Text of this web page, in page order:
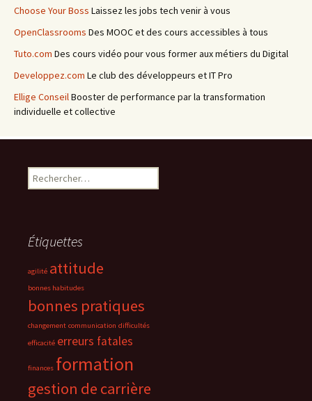
Choose Your Boss Laissez les jobs tech venir à vous
OpenClassrooms Des MOOC et des cours accessibles à tous
Tuto.com Des cours vidéo pour vous former aux métiers du Digital
Developpez.com Le club des développeurs et IT Pro
Ellige ConseilBooster de performance par la transformation
individuelle et collective
Rechercher :
Étiquettes
agilité attitude
bonnes habitudes
bonnes pratiques
changement communication difficultés
efficacité erreurs fatales
finances formation
gestion de carrière